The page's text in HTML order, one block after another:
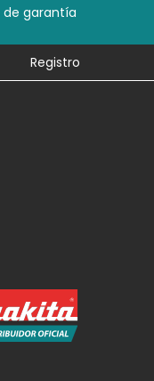
de garantía
Registro